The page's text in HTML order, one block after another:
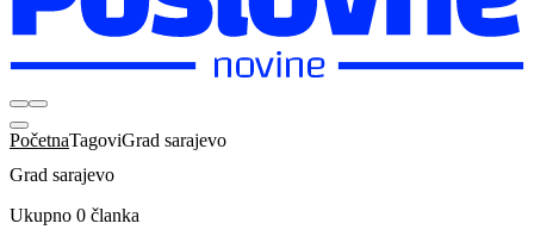
PočetnaTagoviGrad sarajevo
Grad sarajevo
Ukupno 0 članka